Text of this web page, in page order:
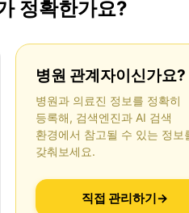
정확한가요?
병원 관계자이신가요?
병원과 의료진 정보를 정확히
등록해, 검색엔진과 AI 검색
환경에서 참고될 수 있는 정보
갖춰보세요.
직접 관리하기→